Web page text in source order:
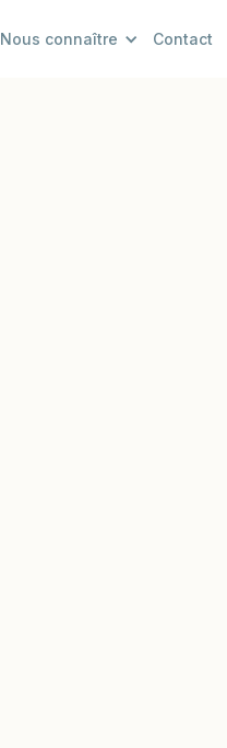
Nous connaître Contact